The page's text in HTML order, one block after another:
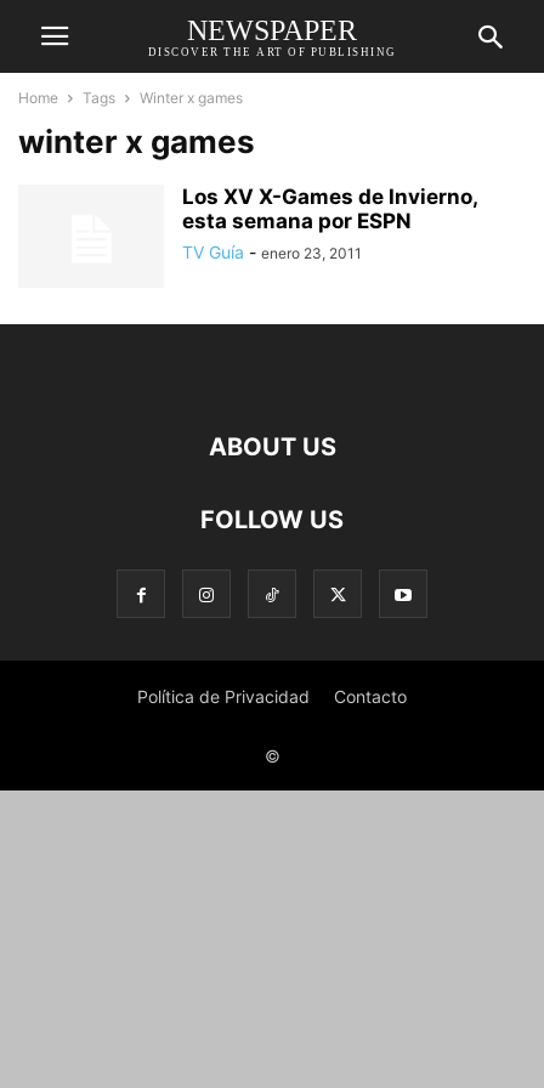
NEWSPAPER
DISCOVER THE ART OF PUBLISHING
Home Tags Winter x games
winter x games
Los XV X-Games de Invierno,
esta semana por ESPN
TV Guía - enero 23, 2011
ABOUT US
FOLLOW US
Política de Privacidad Contacto
©